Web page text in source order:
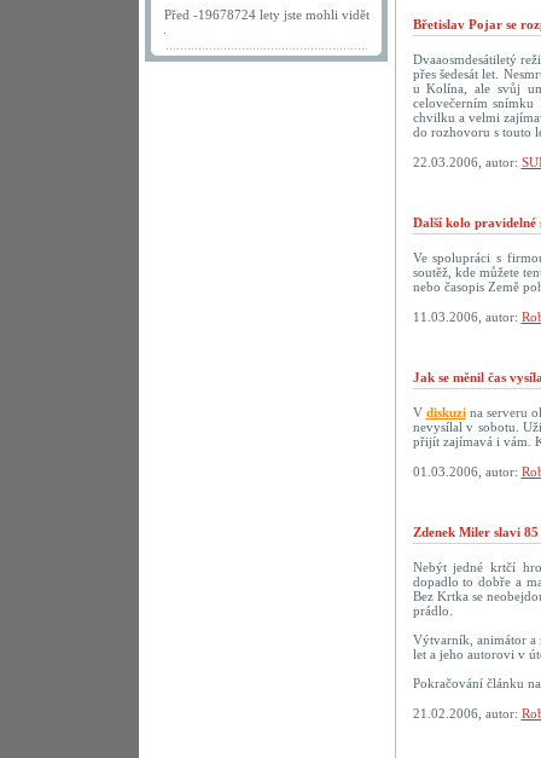
Před -19678724 lety jste mohli vidět
Břetislav Pojar se
Dvaaosmdesátiletý
přes šedesát let.
u Kolína, ale svůj
celovečerním
chvilku a velmi
do rozhovoru s touto
22.03.2006, autor:
Další kolo pravidelné
Ve spolupráci s
soutěž, kde můžete
nebo časopis Země
11.03.2006, autor:
Jak se měnil čas
V diskuzina serveru
nevysílal v sobotu.
přijít zajímavá i vám.
01.03.2006, autor:
Zdenek Miler slavi
Nebýt jedné krtčí
dopadlo to dobře a
Bez Krtka se
prádlo.
Výtvarník, animátor a
let a jeho autorovi v
Pokračování článku
21.02.2006, autor: